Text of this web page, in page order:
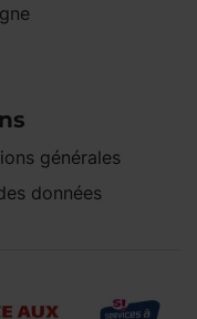
générales
données